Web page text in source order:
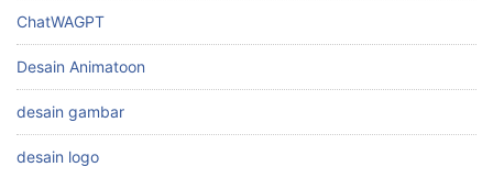
ChatWAGPT
Desain Animatoon
desain gambar
desain logo